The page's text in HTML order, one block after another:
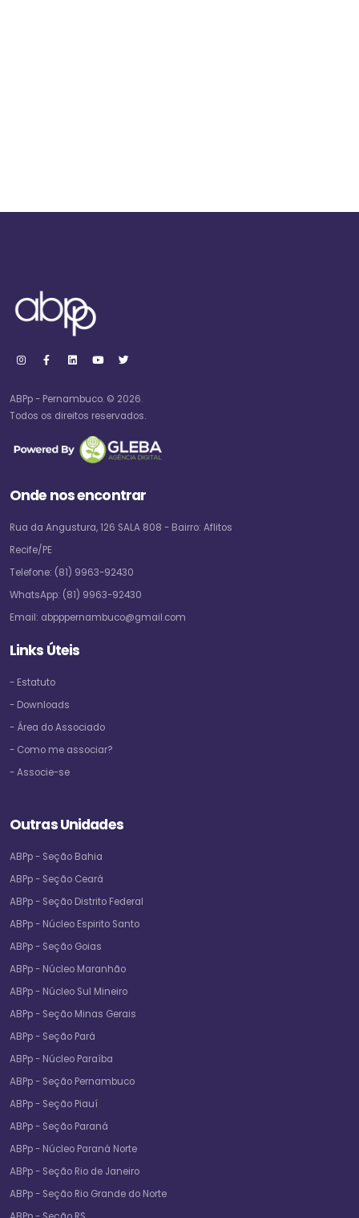
ABPp - Pernambuco. © 2026.
Todos os direitos reservados.
Onde nos encontrar
Rua da Angustura, 126 SALA 808 - Bairro: Aflitos
Recife/PE
Telefone: (81) 9963-92430
WhatsApp: (81) 9963-92430
Email: abpppernambuco@gmail.com
Links Úteis
- Estatuto
- Downloads
- Área do Associado
- Como me associar?
- Associe-se
Outras Unidades
ABPp - Seção Bahia
ABPp - Seção Ceará
ABPp - Seção Distrito Federal
ABPp - Núcleo Espirito Santo
ABPp - Seção Goias
ABPp - Núcleo Maranhão
ABPp - Núcleo Sul Mineiro
ABPp - Seção Minas Gerais
ABPp - Seção Pará
ABPp - Núcleo Paraíba
ABPp - Seção Pernambuco
ABPp - Seção Piauí
ABPp - Seção Paraná
ABPp - Núcleo Paraná Norte
ABPp - Seção Rio de Janeiro
ABPp - Seção Rio Grande do Norte